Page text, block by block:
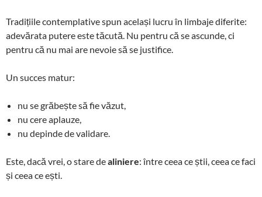
Tradițiile contemplative spun același lucru în limbaje diferite:
adevărata putere este tăcută. Nu pentru că se ascunde, ci
pentru că nu mai are nevoie să se justifice.
Un succes matur:
nu se grăbește să fie văzut,
nu cere aplauze,
nu depinde de validare.
Este, dacă vrei, o stare dealiniere: între ceea ce știi, ceea ce faci
și ceea ce ești.